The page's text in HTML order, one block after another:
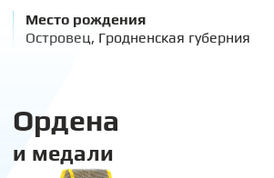
Место рождения
Островец, Гродненская губерния
Ордена
и медали